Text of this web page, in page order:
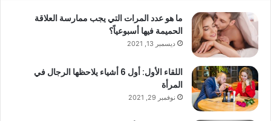
ما هو عدد المرات التي يجب ممارسة العلاقة
الحميمة فيها أسبوعياً؟
ديسمبر 13, 2021
اللقاء الأول: أول 6 أشياء يلاحظها الرجال في
المرأة
نوفمبر 29, 2021